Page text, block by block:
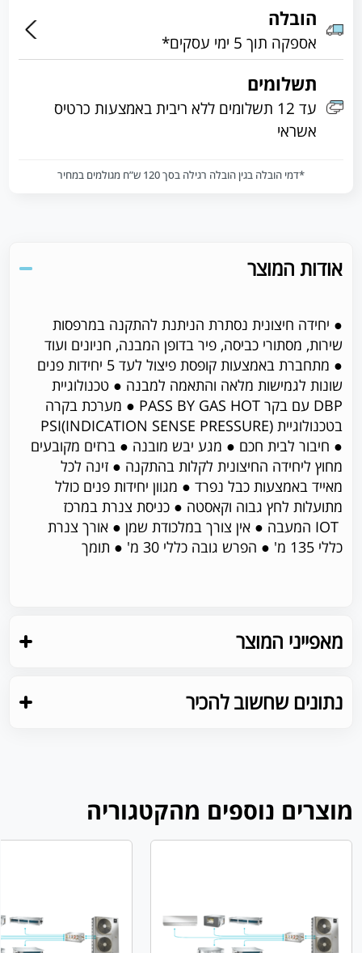
הובלה
אספקה תוך 5 ימי עסקים*
תשלומים
עד 12 תשלומים ללא ריבית באמצעות כרטיס
אשראי
*דמי הובלה בגין הובלה רגילה בסך 120 ש”ח מגולמים במחיר
אודות המוצר
● יחידה חיצונית נסתרת הניתנת להתקנה במרפסות
שירות, מסתורי כביסה, פיר בדופן המבנה, חניונים ועוד
● מתחברת באמצעות קופסת פיצול לעד 5 יחידות פנים
שונות לגמישות מלאה והתאמה למבנה ● טכנולוגיית
DBP עם בקר PASS BY GAS HOT ● מערכת בקרה
בטכנולוגיית PSI(INDICATION SENSE PRESSURE)
● חיבור לבית חכם ● מגע יבש מובנה ● ברזים מקובעים
מחוץ ליחידה החיצונית לקלות בהתקנה ● זינה לכל
מאייד באמצעות כבל נפרד ● מגוון יחידות פנים כולל
מתועלות לחץ גבוה וקאסטה ● כניסת צנרת במרכז
IOT המעבה ● אין צורך במלכודת שמן ● אורך צנרת
כללי 135 מ' ● הפרש גובה כללי 30 מ' ● תומך
מאפייני המוצר
נתונים שחשוב להכיר
מוצרים נוספים מהקטגוריה